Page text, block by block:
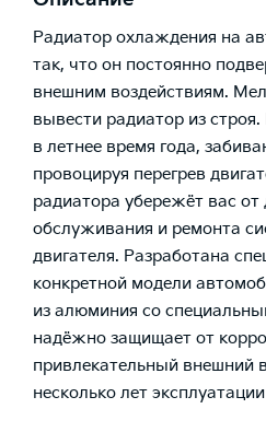
Радиатор охлаждения на
так, что он постоянно
внешним воздействиям.
вывести радиатор из
в летнее время года,
провоцируя перегрев
радиатора убережёт вас от
обслуживания и ремонта
двигателя. Разработана
конкретной модели
из алюминия со
надёжно защищает от
привлекательный внешний
несколько лет эксплуатации